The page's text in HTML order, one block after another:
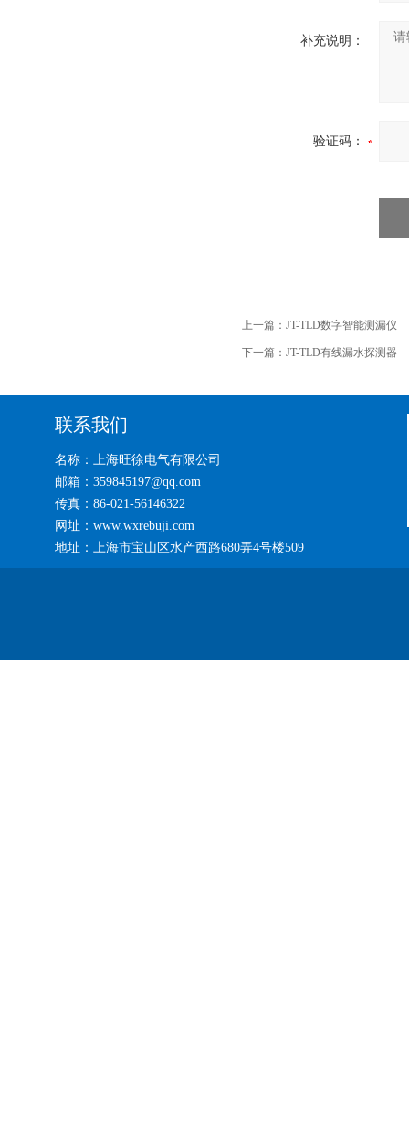
补充说明：
验证码：
上一篇： JT-TLD数字智能测漏仪
下一篇： JT-TLD有线漏水探测器
联系我们
名称：上海旺徐电气有限公司
邮箱：359845197@qq.com
传真：86-021-56146322
网址：www.wxrebuji.com
地址：上海市宝山区水产西路680弄4号楼509